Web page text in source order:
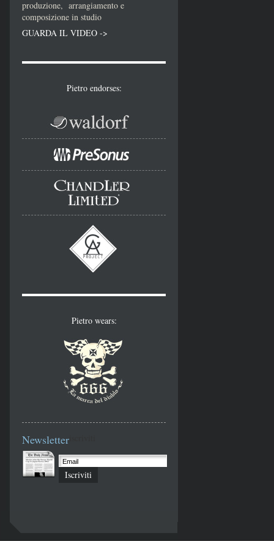
produzione, arrangiamento e
composizione in studio
GUARDA IL VIDEO ->
Pietro endorses:
Pietro wears:
Newsletter
Iscriviti